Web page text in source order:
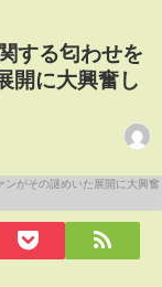
する匂わせを
開に大興奮し